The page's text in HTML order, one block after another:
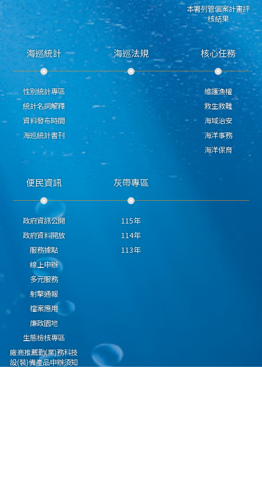
本署列管個案計畫評
核結果
海巡統計
性別統計專區
統計名詞解釋
資料發布時間
海巡統計書刊
海巡法規 核心任務
維護漁權
救生救難
海域治安
海洋事務
海洋保育
便民資訊
政府資訊公開
政府資料開放
服務據點
線上申辦
多元服務
射擊通報
檔案應用
廉政園地
生態檢核專區
廠商推薦勤(業)務科技
設(裝)備產品申辦須知
灰帶專區
115年
114年
113年